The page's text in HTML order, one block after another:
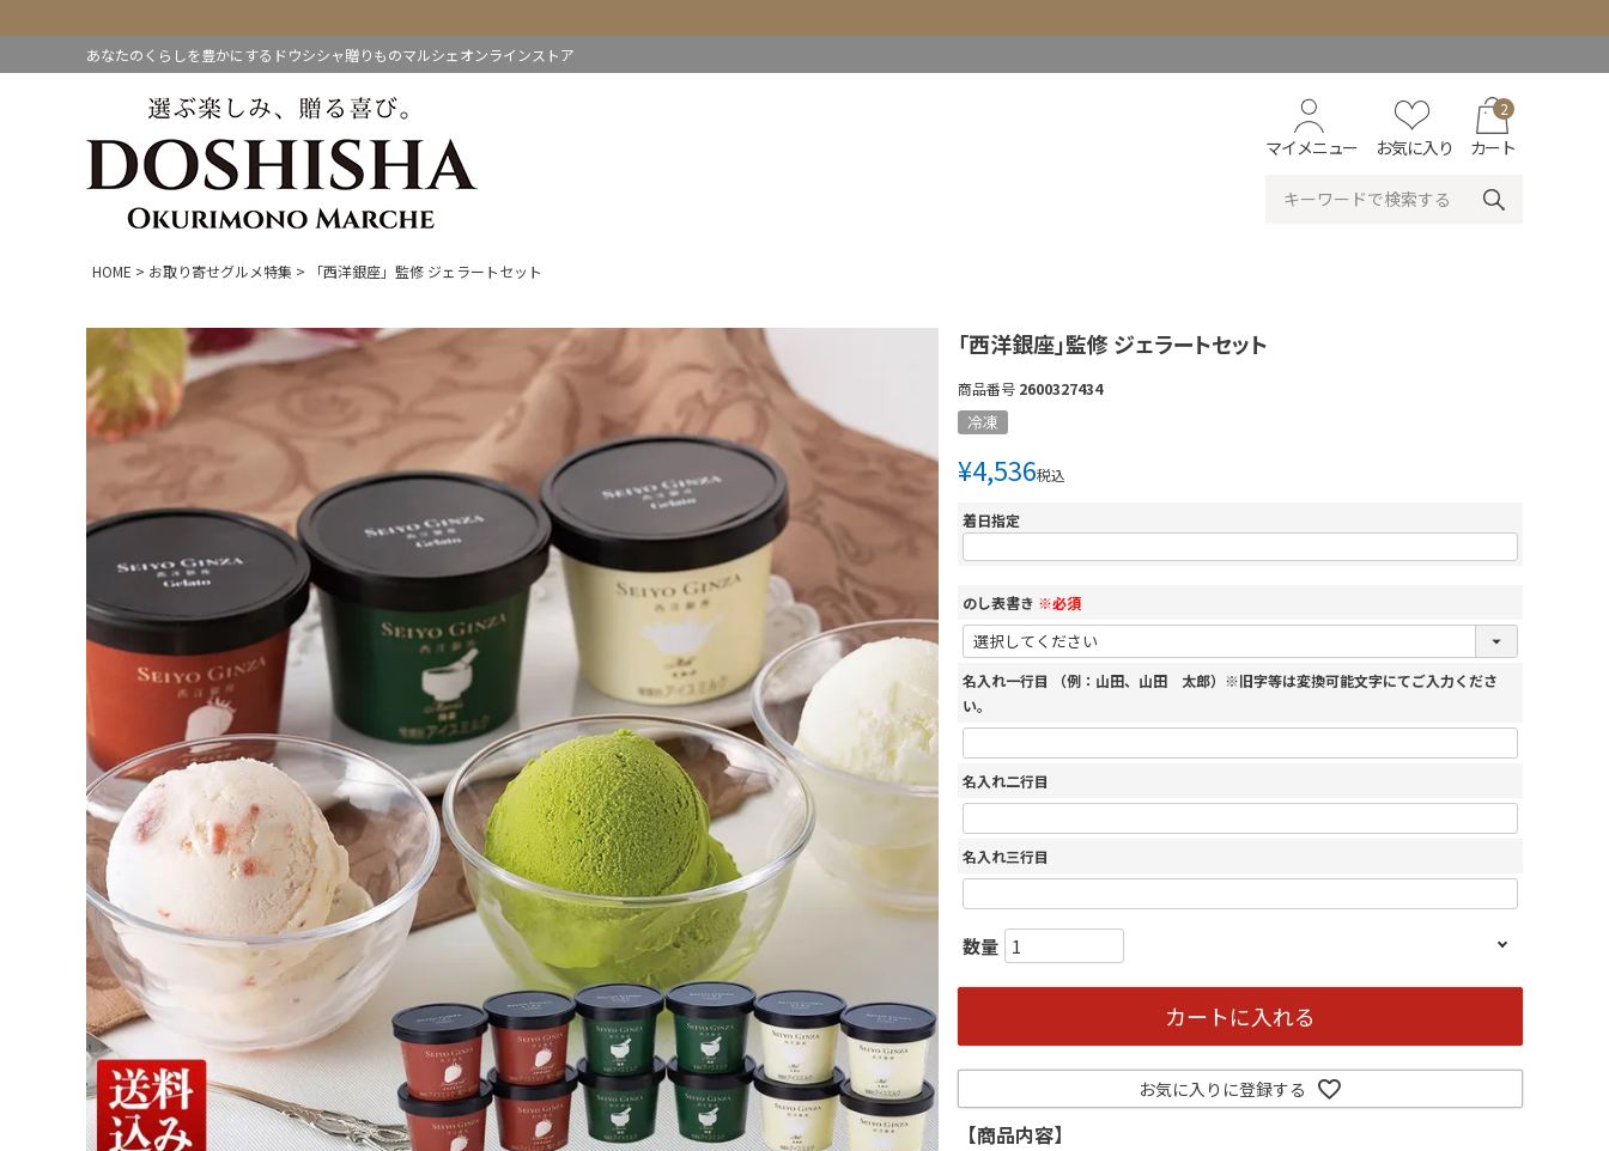
あなたのくらしを豊かにするドウシシャ贈りものマルシェオンラインストア
マイメニュー お気に入り
2
カート
HOME お取り寄せグルメ特集 「西洋銀座」監修 ジェラートセット
「西洋銀座」監修 ジェラートセット
商品番号 2600327434
冷凍
¥4,536税込
着日指定
のし表書き ※必須
名入れ一行目 （例：山田、山田 太郎）※旧字等は変換可能文字にてご入力くださ
い。
名入れ二行目
名入れ三行目
カートに入れる
お気に入りに登録する
【商品内容】